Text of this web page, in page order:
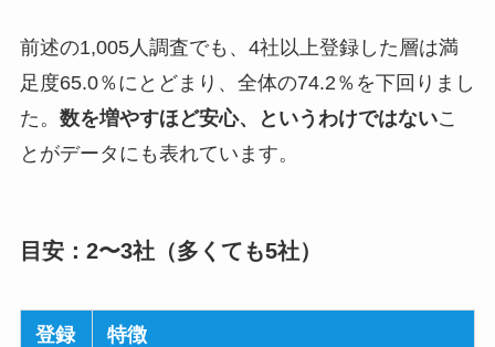
前述の1,005人調査でも、4社以上登録した層は満
足度65.0％にとどまり、全体の74.2％を下回りまし
た。 数を増やすほど安心、というわけではないこ
とがデータにも表れています。
目安：2〜3社（多くても5社）
登録
特徴